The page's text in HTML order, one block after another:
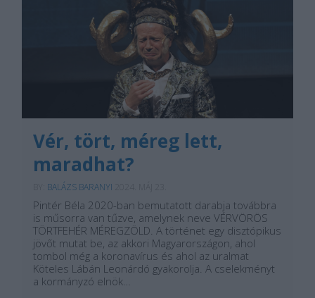
Vér, tört, méreg lett,
maradhat?
BALÁZS BARANYI
Pintér Béla 2020-ban bemutatott darabja továbbra
is műsorra van tűzve, amelynek neve VÉRVÖRÖS
TÖRTFEHÉR MÉREGZÖLD. A történet egy disztópikus
jövőt mutat be, az akkori Magyarországon, ahol
tombol még a koronavírus és ahol az uralmat
Köteles Lábán Leonárdó gyakorolja. A cselekményt
a kormányzó elnök…